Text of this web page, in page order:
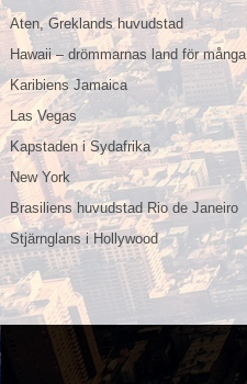
Aten, Greklands huvudstad
Hawaii – drömmarnas land för många
Karibiens Jamaica
Las Vegas
Kapstaden i Sydafrika
New York
Brasiliens huvudstad Rio de Janeiro
Stjärnglans i Hollywood